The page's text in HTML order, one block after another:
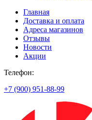
Главная
Доставка и оплата
Адреса магазинов
Отзывы
Новости
Акции
Телефон:
+7 (900) 951-88-99